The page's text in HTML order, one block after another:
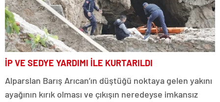
İP VE SEDYE YARDIMI İLE KURTARILDI
Alparslan Barış Arıcan’ın düştüğü noktaya gelen yakını
ayağının kırık olması ve çıkışın neredeyse imkansız